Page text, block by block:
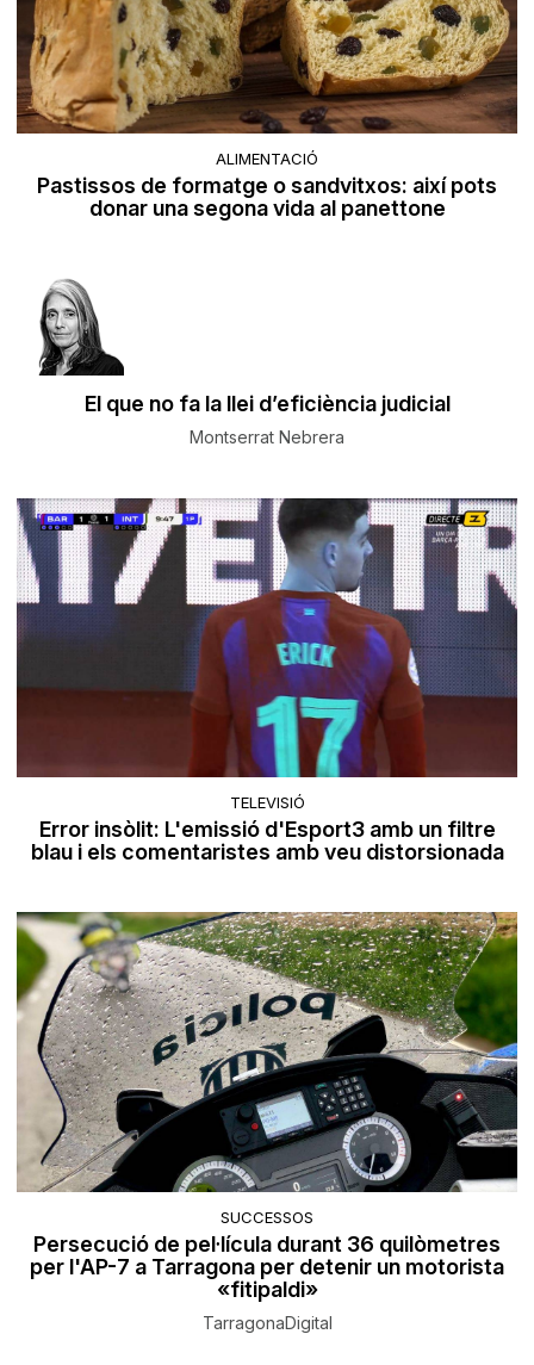
ALIMENTACIÓ
Pastissos de formatge o sandvitxos: així pots
donar una segona vida al panettone
El que no fa la llei d’eficiència judicial
Montserrat Nebrera
TELEVISIÓ
Error insòlit: L'emissió d'Esport3 amb un filtre
blau i els comentaristes amb veu distorsionada
SUCCESSOS
Persecució de pel·lícula durant 36 quilòmetres
per l'AP-7 a Tarragona per detenir un motorista
«fitipaldi»
TarragonaDigital